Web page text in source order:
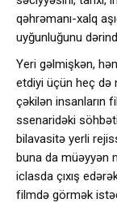
qəhrəmanı-xalq
uyğunluğunu
Yeri gəlmişkən,
etdiyi üçün heç də
çəkilən insanların
ssenaridəki
bilavasitə yerli
buna da müəyyən
iclasda çıxış
filmdə görmək